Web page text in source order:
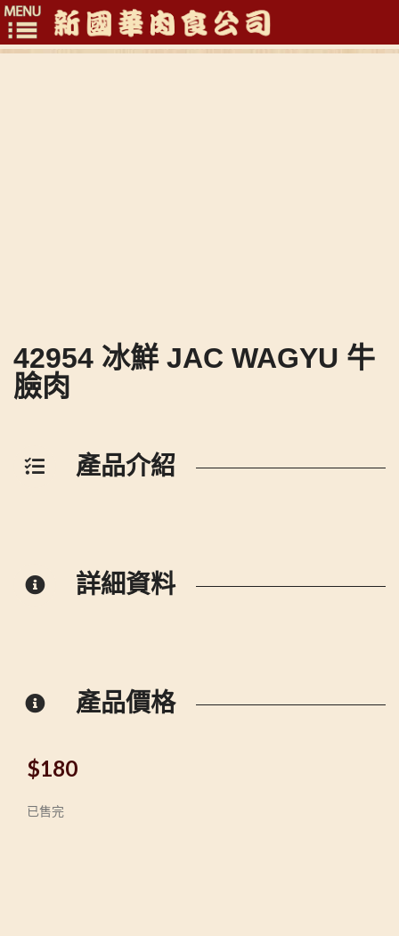
Toggle
42954 冰鮮 JAC WAGYU 牛
臉肉
產品介紹
詳細資料
產品價格
$180
已售完